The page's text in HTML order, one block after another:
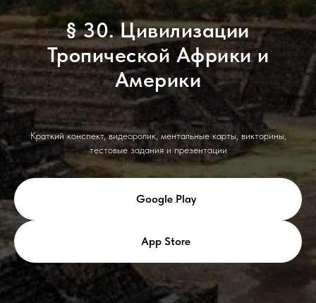
§ 30. Цивилизации
Тропической Африки и
Америки
Краткий конспект, видеоролик, ментальные карты, викторины,
тестовые задания и презентации
Google Play
App Store